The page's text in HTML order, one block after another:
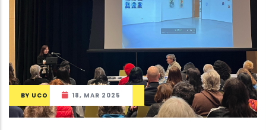
BY UCO 18, MAR 2025